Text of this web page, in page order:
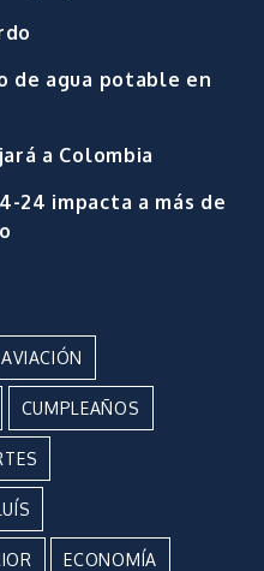
de agua potable en
a Colombia
24 impacta a más de
AVIACIÓN
CUMPLEAÑOS
ECONOMÍA